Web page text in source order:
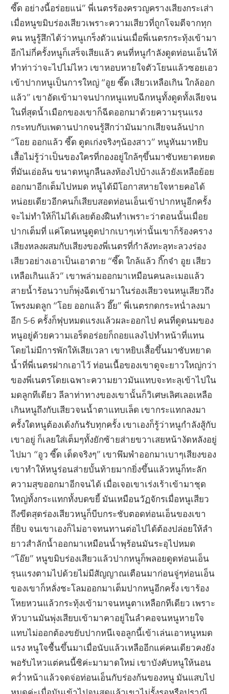
ซี๊ด อย่างนี้อร่อยแน่” พี่เนตรร้องครวญครางเสียงกระเส่า
เมื่อหนูขมิบร่องเสียวเพราะความเสียวที่ถูกโจมตีจากทุก
คน หนูรู้สึกได้ว่าหนูเกร็งตัวแน่นเมื่อพี่เนตรกระทุ้งเข้ามา
อีกไม่กี่ครั้งหนูก็เสร็จเสียแล้ว คนที่หนูกำลังดูดท่อนเอ็นให้
ทำท่าว่าจะไปไม่ไหว เขาหอบหายใจตัวโยนแล้วซอยเอว
เข้าปากหนูเป็นการใหญ่ “อูย ซี๊ด เสียวเหลือเกิน ใกล้ออก
แล้ว” เขาอัดเข้ามาจนปากหนูแทบฉีกหนูทั้งดูดทั้งเลียจน
ในที่สุดน้ำเมือกของเขาก็ฉีดออกมาด้วยความรุนแรง
กระทบกับเพดานปากจนรู้สึกว่ามันมากเสียจนล้นปาก
“โอย ออกแล้ว ซี๊ด ดูดเก่งจริงๆน้องสาว” หนูหันมาหยิบ
เสื้อไม่รู้ว่าเป็นของใครที่กองอยู่ใกล้ๆขึ้นมาซับหยาดหยด
ที่มันเอ่อล้น ขนาดหนูกลืนลงท้องไปบ้างแล้วยังเหลือย้อย
ออกมาอีกเต็มไปหมด หนูได้มีโอกาสหายใจหายคอได้
หน่อยเดียวอีกคนก็เสียบสอดท่อนเอ็นเข้าปากหนูอีกครั้ง
จะไม่ทำให้ก็ไม่ได้เลยต้องฝืนทำเพราะว่าตอนนั้นเมื่อย
ปากเต็มที่ แค่โดนหนูดูดปากเบาๆเท่านั้นเขาก็ร้องคราง
เสียงหลงผสมกับเสียงของพี่เนตรที่กำลังทะลุทะลวงร่อง
เสียวอย่างเอาเป็นเอาตาย “ซี๊ด ใกล้แล้ว กิ๊กจ๋า อูย เสียว
เหลือเกินแล้ว” เขาพล่ามออกมาเหมือนคนละเมอแล้ว
สายน้ำร้อนวาบก็พุ่งฉีดเข้ามาในร่องเสียวจนหนูเสียวถึง
โพรงมดลูก “โอย ออกแล้ว อึ๊ย” พี่เนตรกดกระหน่ำลงมา
อีก 5-6 ครั้งก็ฟุบหมดแรงแล้วผละออกไป คนที่ดูดนมของ
หนูอยู่ด้วยความเอร็ดอร่อยก็ถอยแลงไปทำหน้าที่แทน
โดยไม่มีการพักให้เสียเวลา เขาหยิบเสื้อขึ้นมาซับหยาด
น้ำที่พี่เนตรฝากเอาไว้ ท่อนเนื้อของเขาดูจะยาวใหญ่กว่า
ของพี่เนตรโดยเฉพาะความยาวมันแทบจะทะลุเข้าไปใน
มดลูกทีเดียว ลีลาท่าทางของเขานั้นก็วิเศษเลิศเลอเหลือ
เกินหนูถึงกับเสียวจนน้ำตาแทบเล็ด เขากระแทกลงมา
ครั้งใดหนูต้องเด้งก้นรับทุกครั้ง เขาเองก็รู้ว่าหนูกำลังสู้กับ
เขาอยู่ ก็เลยใส่เต็มๆทั้งยักซ้ายส่ายขวาเสยหน้างัดหลังอยู่
ไปมา “อูว ซี๊ด เด็ดจริงๆ” เขาพึมพำออกมาเบาๆเสียงของ
เขาทำให้หนูร่อนส่ายบั้นท้ายมากยิ่งขึ้นแล้วหนูก็ทะลัก
ความสุขออกมาอีกจนได้ เมื่อเจอเขาเร่งเร้าเข้ามาชุด
ใหญ่ทั้งกระแทกทั้งบดขยี้ มันเหมือนวัฏจักรเมื่อหนูเสียว
ถึงขีดสุดร่องเสียวหนูก็บีบกระชับตอดท่อนเอ็นของเขา
ถี่ยิบ จนเขาเองก็ไม่อาจทนทานต่อไปได้ต้องปล่อยให้ลำ
ยาวสำลักน้ำออกมาเหมือนน้ำพุร้อนมันระอุไปหมด
“โอ๊ย” หนูขมิบร่องเสียวแล้วปากหนูก็พลอยดูดท่อนเอ็น
รุนแรงตามไปด้วยไม่มีสัญญาณเตือนมาก่อนจู่ๆท่อนเอ็น
ของเขาก็หลั่งชะโลมออกมาเต็มปากหนูอีกครั้ง เขาร้อง
โหยหวนแล้วกระทุ้งเข้ามาจนหนูตาเหลือกทีเดียว เพราะ
หัวบานมันพุ่งเสียบเข้ามาคาอยู่ในลำคอจนหนูหายใจ
แทบไม่ออกต้องขยับปากหนีเจอลูกนี้เข้าเล่นเอาหนูหมด
แรง หนูใจชื้นขึ้นมาเมื่อนับแล้วเหลืออีกแค่คนเดียวคงยัง
พอรับไหวแต่คนนี้ซิค่ะมามาดใหม่ เขาบังคับหนูให้นอน
คว่ำหน้าแล้วจดจ่อท่อนเอ็นกับร่องก้นของหนู มันแสบไป